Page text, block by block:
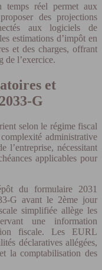
temps réel permet aux
des projections
aux logiciels de
estimations d’impôt en
et des charges, offrant
de l’exercice.
et
G
selon le régime fiscal
administrative
l’entreprise, nécessitant
applicables pour
du formulaire 2031
G avant le 2ème jour
simplifiée allège les
une information
fiscale. Les EURL
déclaratives allégées,
la comptabilisation des